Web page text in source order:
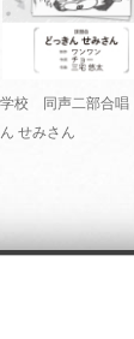
校 同声二部合
せみさん